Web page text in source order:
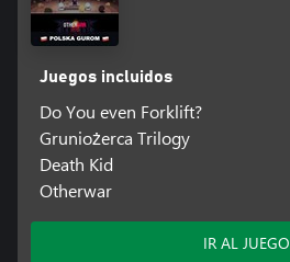
Juegos incluidos
Do You even Forklift?
Gruniożerca Trilogy
Death Kid
Otherwar
IR AL JUEGO